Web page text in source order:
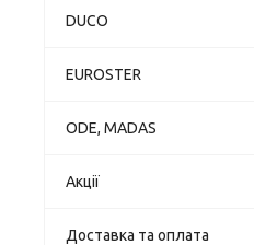
DUCO
EUROSTER
ODE, MADAS
Акції
Доставка та оплата